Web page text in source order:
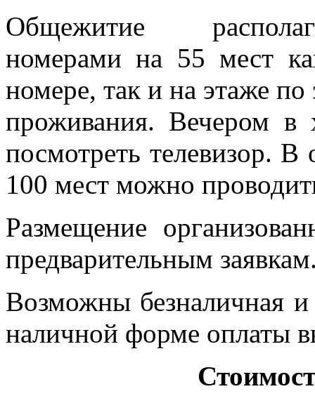
Общежитие
номерами на 55 мест
номере, так и на этаже
проживания. Вечером в
посмотреть телевизор. В
100 мест можно
Размещение
предварительным
Возможны безналичная
наличной форме оплаты